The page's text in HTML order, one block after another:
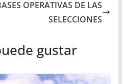
OPERATIVAS DE LAS
SELECCIONES
gustar